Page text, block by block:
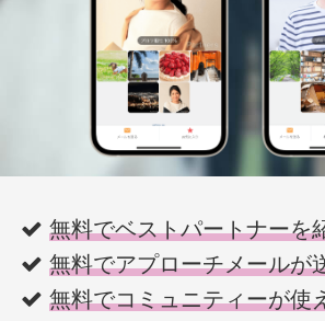
無料でベストパートナーを
無料でアプローチメールが
無料でコミュニティーが使